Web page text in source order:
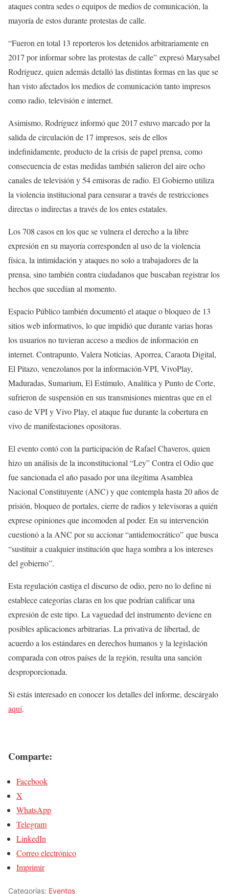
ataques contra sedes o equipos de medios de comunicación, la
mayoría de estos durante protestas de calle.
“Fueron en total 13 reporteros los detenidos arbitrariamente en
2017 por informar sobre las protestas de calle” expresó Marysabel
Rodríguez, quien además detalló las distintas formas en las que se
han visto afectados los medios de comunicación tanto impresos
como radio, televisión e internet.
Asimismo, Rodríguez informó que 2017 estuvo marcado por la
salida de circulación de 17 impresos, seis de ellos
indefinidamente, producto de la crisis de papel prensa, como
consecuencia de estas medidas también salieron del aire ocho
canales de televisión y 54 emisoras de radio. El Gobierno utiliza
la violencia institucional para censurar a través de restricciones
directas o indirectas a través de los entes estatales.
Los 708 casos en los que se vulnera el derecho a la libre
expresión en su mayoría corresponden al uso de la violencia
física, la intimidación y ataques no solo a trabajadores de la
prensa, sino también contra ciudadanos que buscaban registrar los
hechos que sucedían al momento.
Espacio Público también documentó el ataque o bloqueo de 13
sitios web informativos, lo que impidió que durante varias horas
los usuarios no tuvieran acceso a medios de información en
internet. Contrapunto, Valera Noticias, Aporrea, Caraota Digital,
El Pitazo, venezolanos por la información-VPI, VivoPlay,
Maduradas, Sumarium, El Estímulo, Analítica y Punto de Corte,
sufrieron de suspensión en sus transmisiones mientras que en el
caso de VPI y Vivo Play, el ataque fue durante la cobertura en
vivo de manifestaciones opositoras.
El evento contó con la participación de Rafael Chaveros, quien
hizo un análisis de la inconstitucional “Ley” Contra el Odio que
fue sancionada el año pasado por una ilegítima Asamblea
Nacional Constituyente (ANC) y que contempla hasta 20 años de
prisión, bloqueo de portales, cierre de radios y televisoras a quién
exprese opiniones que incomoden al poder. En su intervención
cuestionó a la ANC por su accionar “antidemocrático” que busca
“sustituir a cualquier institución que haga sombra a los intereses
del gobierno”.
Esta regulación castiga el discurso de odio, pero no lo define ni
establece categorías claras en los que podrían calificar una
expresión de este tipo. La vaguedad del instrumento deviene en
posibles aplicaciones arbitrarias. La privativa de libertad, de
acuerdo a los estándares en derechos humanos y la legislación
comparada con otros países de la región, resulta una sanción
desproporcionada.
Si estás interesado en conocer los detalles del informe, descárgalo
aquí.
Comparte:
Facebook
X
WhatsApp
Telegram
LinkedIn
Correo electrónico
Imprimir
Categorías: Eventos